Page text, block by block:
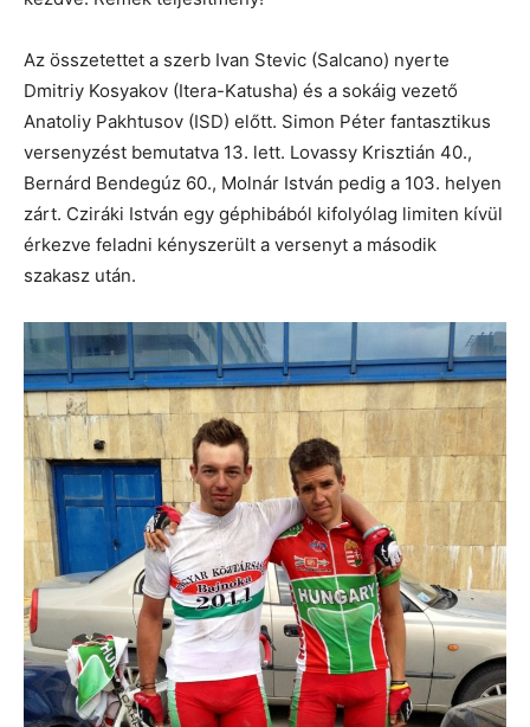
Az összetettet a szerb Ivan Stevic (Salcano) nyerte
Dmitriy Kosyakov (Itera-Katusha) és a sokáig vezető
Anatoliy Pakhtusov (ISD) előtt. Simon Péter fantasztikus
versenyzést bemutatva 13. lett. Lovassy Krisztián 40.,
Bernárd Bendegúz 60., Molnár István pedig a 103. helyen
zárt. Cziráki István egy géphibából kifolyólag limiten kívül
érkezve feladni kényszerült a versenyt a második
szakasz után.